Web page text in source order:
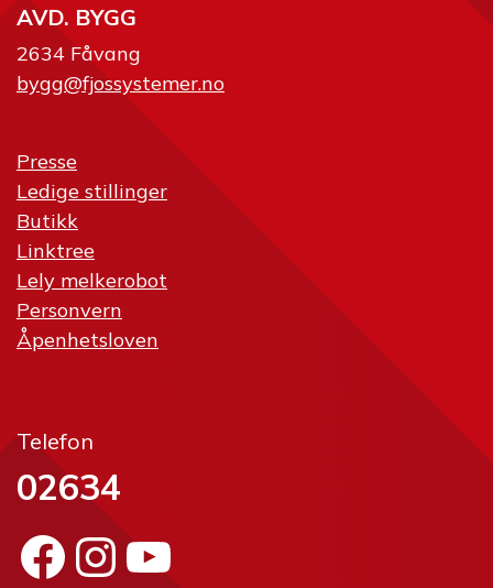
AVD. BYGG
2634 Fåvang
bygg@fjossystemer.no
Presse
Ledige stillinger
Butikk
Linktree
Lely melkerobot
Personvern
Åpenhetsloven
Telefon
02634
Facebook
Instagram
YouTube